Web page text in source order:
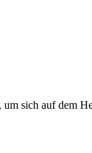
sich auf dem